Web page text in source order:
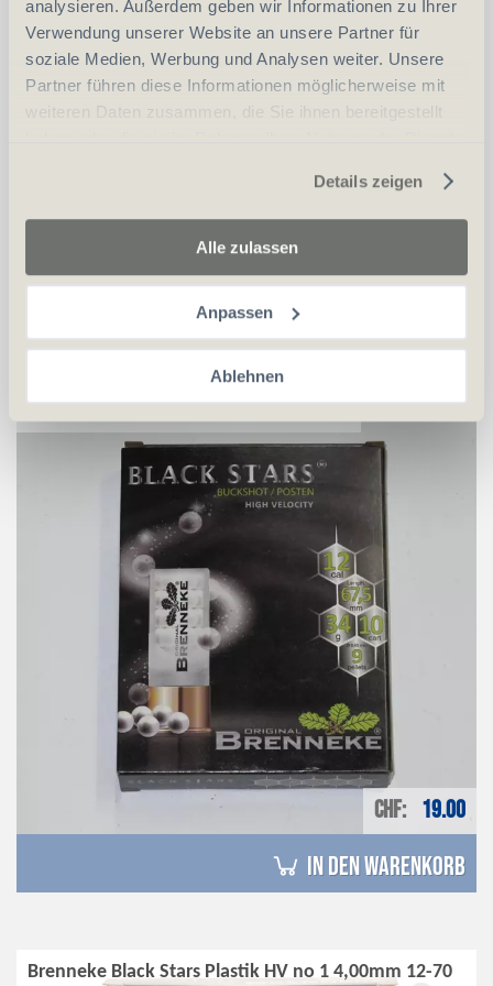
analysieren. Außerdem geben wir Informationen zu Ihrer
Verwendung unserer Website an unsere Partner für
soziale Medien, Werbung und Analysen weiter. Unsere
Partner führen diese Informationen möglicherweise mit
weiteren Daten zusammen, die Sie ihnen bereitgestellt
Details zeigen
Alle zulassen
Anpassen
Ablehnen
Brenneke Black Stars Buckshot 12/67.5
CHF 19.00
in den Warenkorb
Brenneke Black Stars Plastik HV no 1 4,00mm 12-70